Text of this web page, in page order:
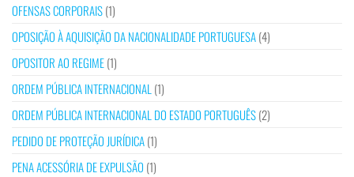
OFENSAS CORPORAIS(1)
OPOSIÇÃO À AQUISIÇÃO DA NACIONALIDADE PORTUGUESA(4)
OPOSITOR AO REGIME(1)
ORDEM PÚBLICA INTERNACIONAL (1)
ORDEM PÚBLICA INTERNACIONAL DO ESTADO PORTUGUÊS(2)
PEDIDO DE PROTEÇÃO JURÍDICA(1)
PENA ACESSÓRIA DE EXPULSÃO (1)